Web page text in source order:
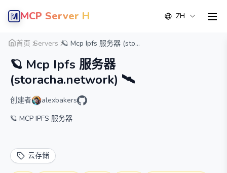
MCP Server Hub ZH
首页 Servers 🪐 Mcp Ipfs 服务器 (sto...
🪐 Mcp Ipfs 服务器
(storacha.network) 🛰️
创建者
alexbakers
🪐 MCP IPFS 服务器
云存储
概览 详情 替代方案